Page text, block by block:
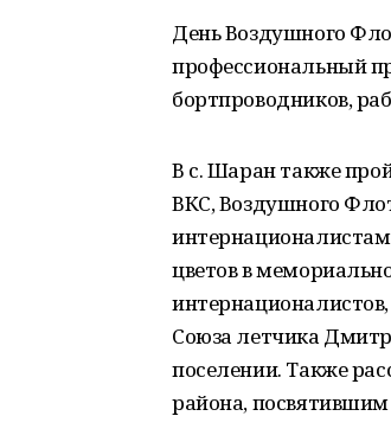
День Воздушного
профессиональный
бортпроводников,
В с. Шаран также
ВКС, Воздушного
интернационалистам
цветов в
интернационалистов,
Союза летчика
поселении. Также
района,